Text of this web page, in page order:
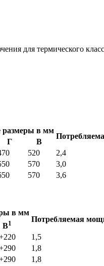
для термического
размеры в мм
Г
В
520 2,4
570 3,0
570 3,6
в мм
Потребляемая
В1
1,5
1,8
1,8